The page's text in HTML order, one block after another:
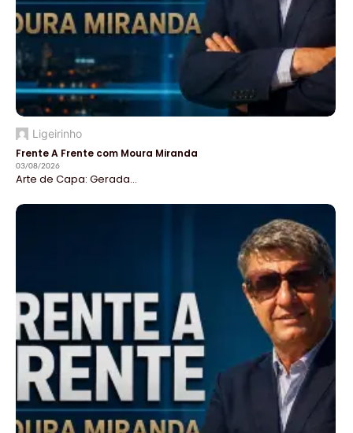
Ligeirinho
Frente A Frente com Moura Miranda
03/08/2026
Arte de Capa: Gerada...